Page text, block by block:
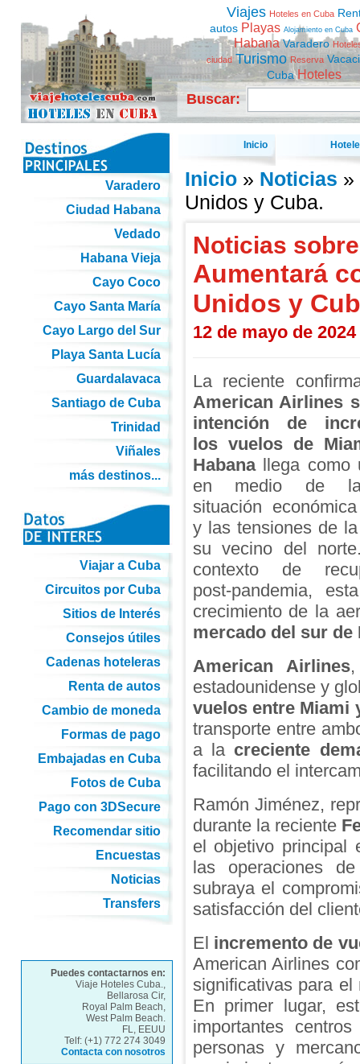
Viajes Hoteles en Cuba
autos Playas Alojamiento en Cuba
Habana Varadero
ciudad Turismo Reserva
Cuba Hoteles
Buscar:
Inicio
Inicio» Noticias »
Unidos y Cuba.
Noticias
Aumentará
Unidos y
12 de mayo de 2024
La reciente
American Airlines
intención de
los vuelos de
Habanallega como
en medio de
situación
y las tensiones de
su vecino del
contexto de
post-pandemia,
crecimiento de la
mercado del sur
American Airlines,
estadounidense y
vuelos entre Miami
transporte entre
a la creciente
facilitando el
Ramón Jiménez,
durante la reciente
el objetivo principal
las operaciones
subraya el
satisfacción del
El incremento de
American Airlines
significativas para
En primer lugar,
importantes
personas y
Varadero
Ciudad Habana
Vedado
Habana Vieja
Cayo Coco
Cayo Santa María
Cayo Largo del Sur
Playa Santa Lucía
Guardalavaca
Santiago de Cuba
Trinidad
Viñales
más destinos...
Viajar a Cuba
Circuitos por Cuba
Sitios de Interés
Consejos útiles
Cadenas hoteleras
Renta de autos
Cambio de moneda
Formas de pago
Embajadas en Cuba
Fotos de Cuba
Pago con 3DSecure
Recomendar sitio
Encuestas
Noticias
Transfers
Puedes contactarnos en:
Viaje Hoteles Cuba.,
Bellarosa Cir,
Royal Palm Beach,
West Palm Beach.
FL, EEUU
Telf: (+1) 772 274 3049
Contacta con nosotros